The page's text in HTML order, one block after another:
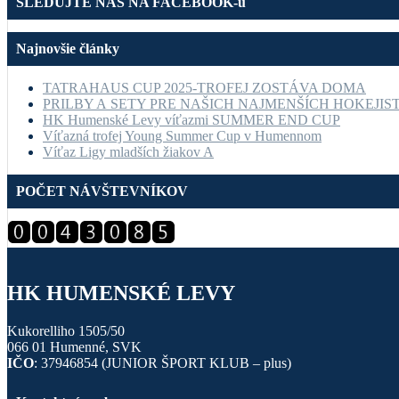
Najnovšie články
TATRAHAUS CUP 2025-TROFEJ ZOSTÁVA DOMA
PRILBY A SETY PRE NAŠICH NAJMENŠÍCH
HK Humenské Levy víťazmi SUMMER END CUP
Víťazná trofej Young Summer Cup v Humennom
Víťaz Ligy mladších žiakov A
POČET NÁVŠTEVNÍKOV
HK HUMENSKÉ LEVY
Kukorelliho 1505/50
066 01 Humenné, SVK
IČO: 37946854 (JUNIOR ŠPORT KLUB – plus)